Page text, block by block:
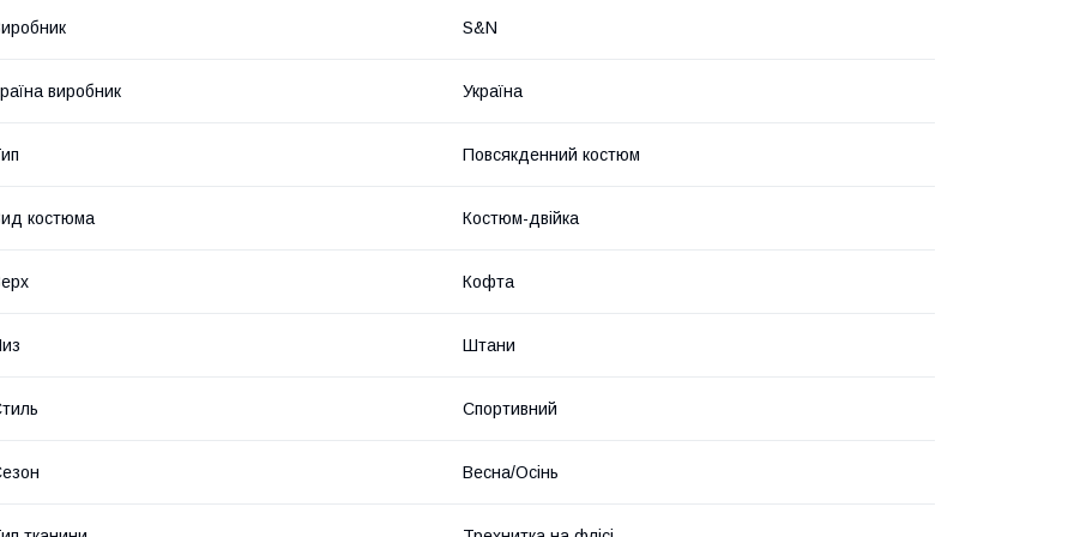
S&N
виробник Україна
Повсякденний костюм
костюма Костюм-двійка
Кофта
Штани
Спортивний
Весна/Осінь